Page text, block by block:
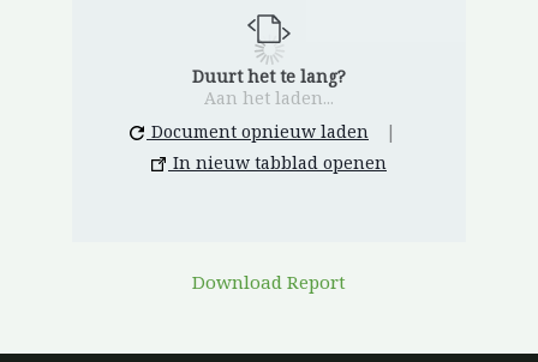
Aan het laden...
Duurt het te lang?
Document opnieuw laden
|
In nieuw tabblad openen
Download Report